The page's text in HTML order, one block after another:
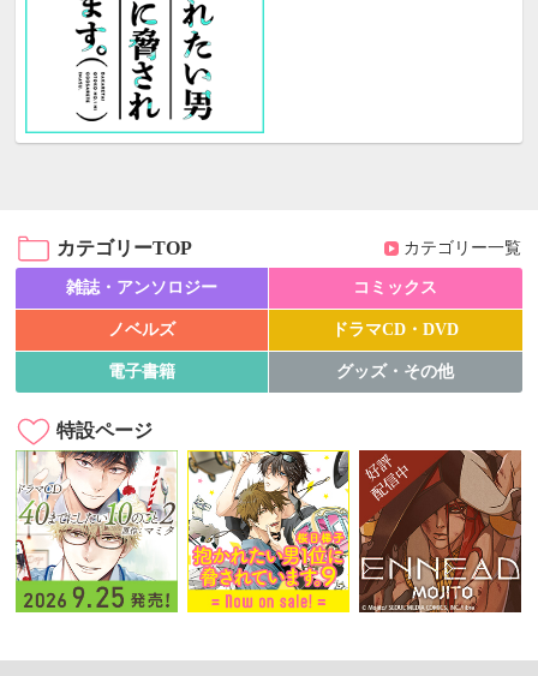
カテゴリーTOP カテゴリー一覧
雑誌・アンソロジー コミックス
ノベルズ ドラマCD・DVD
電子書籍 グッズ・その他
特設ページ